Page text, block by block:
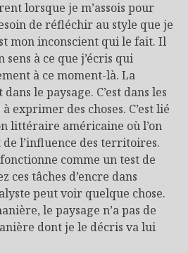
lorsque je m’assois pour
de réfléchir au style que je
mon inconscient qui le fait. Il
sens à ce que j’écris qui
à ce moment-là. La
le paysage. C’est dans les
exprimer des choses. C’est lié
littéraire américaine où l’on
de l’influence des territoires.
comme un test de
ces tâches d’encre dans
peut voir quelque chose.
le paysage n’a pas de
dont je le décris va lui